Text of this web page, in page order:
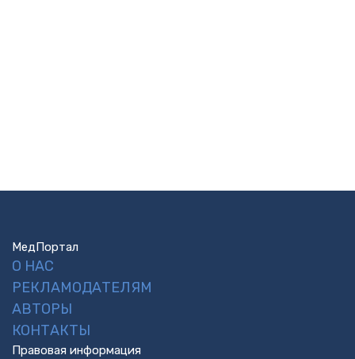
МедПортал
О НАС
РЕКЛАМОДАТЕЛЯМ
АВТОРЫ
КОНТАКТЫ
Правовая информация